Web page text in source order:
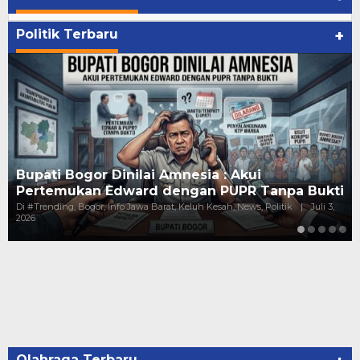
Politik Terbaru +
Amnesia : Akui
dengan PUPR Tanpa Bukti
Jawa Barat, Keluh Kesah, News, Politik | Juli 3,
Kejanggalan
Gaji Puluhan
Di #Trending, Bogor,
Politik
| Juni 10, 2026